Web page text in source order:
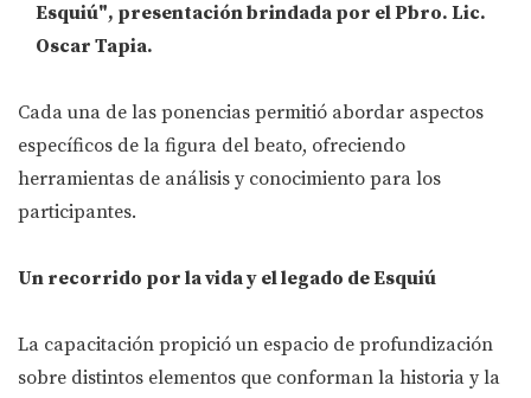
Esquiú", presentación brindada por el Pbro. Lic.
Oscar Tapia.
Cada una de las ponencias permitió abordar aspectos
específicos de la figura del beato, ofreciendo
herramientas de análisis y conocimiento para los
participantes.
Un recorrido por la vida y el legado de Esquiú
La capacitación propició un espacio de profundización
sobre distintos elementos que conforman la historia y la